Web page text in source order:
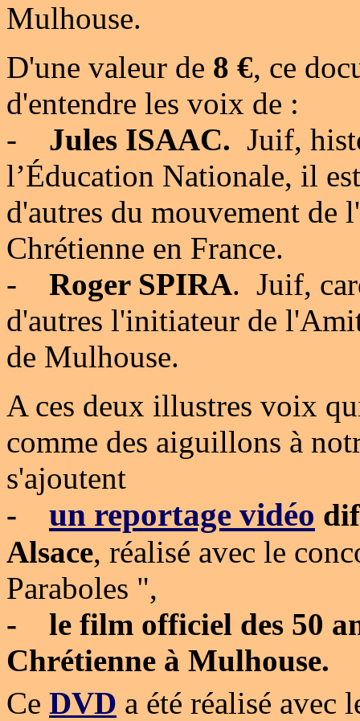
Mulhouse.
D'une valeur de 8 €, ce
d'entendre les voix de :
-
Jules ISAAC. Juif,
l’Éducation Nationale, il
d'autres du mouvement de
Chrétienne en France.
-
Roger SPIRA. Juif,
d'autres l'initiateur de
de Mulhouse.
A ces deux illustres voix
comme des aiguillons à
s'ajoutent
-
un reportage vidéo
Alsace, réalisé avec le
Paraboles ",
-
le film officiel des 50
Chrétienne à Mulhouse.
Ce DVD a été réalisé avec